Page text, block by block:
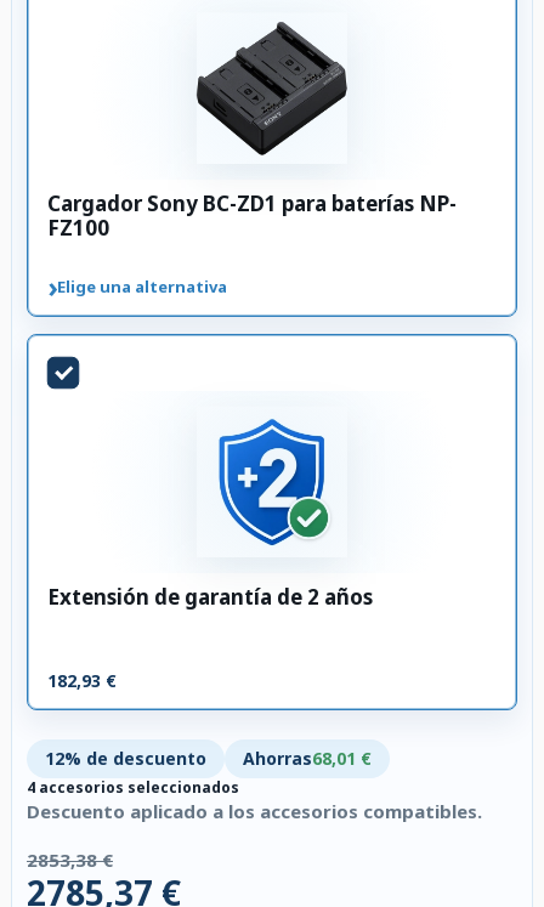
Cargador Sony BC-ZD1 para baterías NP-
FZ100
›Elige una alternativa
Extensión de garantía de 2 años
182,93 €
12% de descuento Ahorras68,01 €
4 accesorios seleccionados
Descuento aplicado a los accesorios compatibles.
2853,38 €
2785,37 €